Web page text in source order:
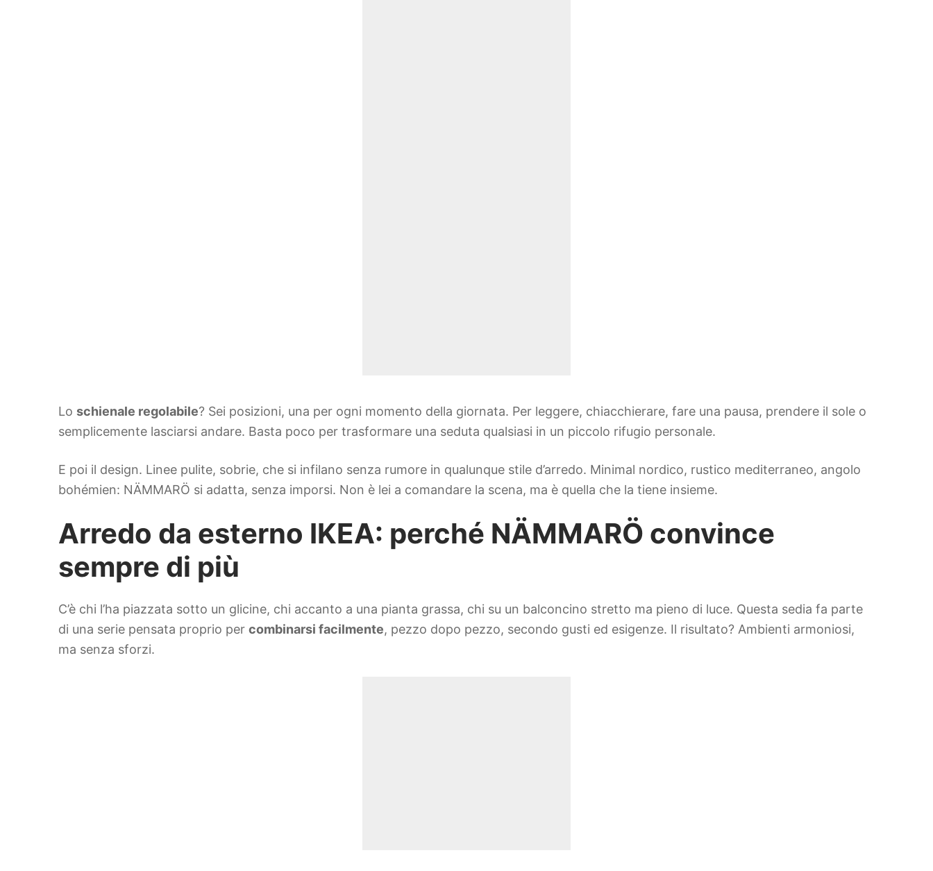
Lo schienale regolabile? Sei posizioni, una per ogni momento della giornata. Per leggere, chiacchierare, fare una pausa, prendere il sole o
semplicemente lasciarsi andare. Basta poco per trasformare una seduta qualsiasi in un piccolo rifugio personale.
E poi il design. Linee pulite, sobrie, che si infilano senza rumore in qualunque stile d’arredo. Minimal nordico, rustico mediterraneo, angolo
bohémien: NÄMMARÖ si adatta, senza imporsi. Non è lei a comandare la scena, ma è quella che la tiene insieme.
Arredo da esterno IKEA: perché NÄMMARÖ convince
sempre di più
C’è chi l’ha piazzata sotto un glicine, chi accanto a una pianta grassa, chi su un balconcino stretto ma pieno di luce. Questa sedia fa parte
di una serie pensata proprio per combinarsi facilmente, pezzo dopo pezzo, secondo gusti ed esigenze. Il risultato? Ambienti armoniosi,
ma senza sforzi.